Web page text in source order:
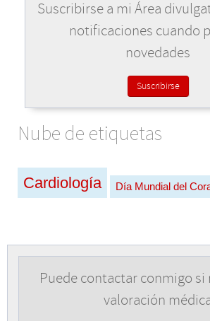
Suscribirse a mi Área
notificaciones cuando
novedades
Suscribirse
Nube de etiquetas
Cardiología Día Mundial del
Puede contactar conmigo si
valoración